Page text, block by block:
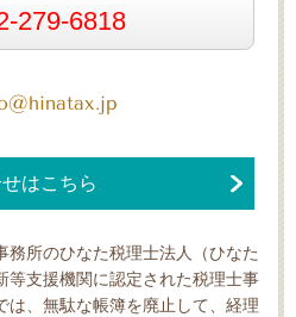
279-6818
はこちら
務所のひなた税理士法人（ひなた
等支援機関に認定された税理士事
は、無駄な帳簿を廃止して、経理